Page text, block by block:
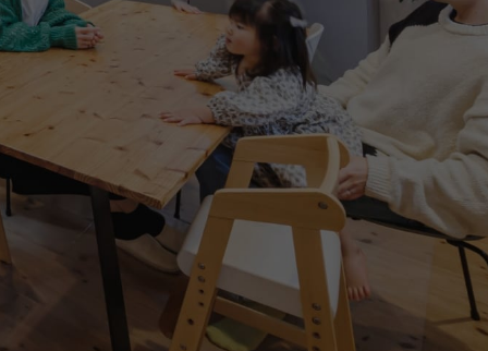
スタッフ紹介
プライバシーポリシー
賃貸管理サイトはこちら
会社に関することや物件についての
お問い合わせはこちらから